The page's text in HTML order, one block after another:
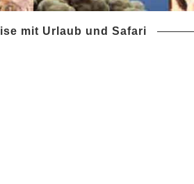
mit Urlaub und Safari